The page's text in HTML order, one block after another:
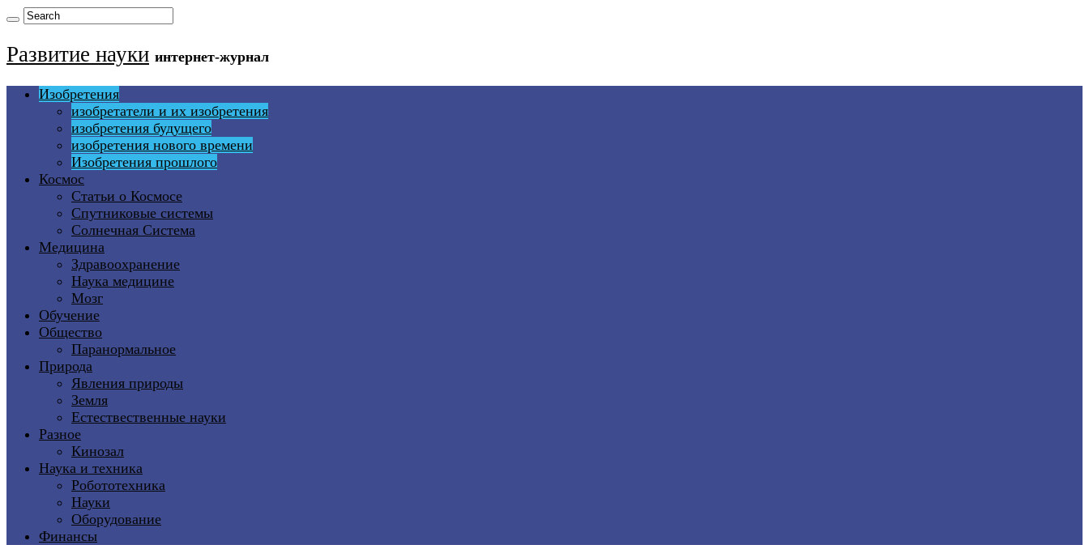
Развитие науки интернет-журнал
Изобретения
изобретатели и их изобретения
изобретения будущего
изобретения нового времени
Изобретения прошлого
Космос
Статьи о Космосе
Спутниковые системы
Солнечная Система
Медицина
Здравоохранение
Наука медицине
Мозг
Обучение
Общество
Паранормальное
Природа
Явления природы
Земля
Естествественные науки
Разное
Кинозал
Наука и техника
Робототехника
Науки
Оборудование
Финансы